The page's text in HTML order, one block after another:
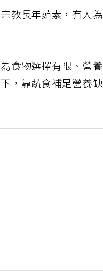
教長年茹素，有人為
食物選擇有限、營養
，靠蔬食補足營養缺